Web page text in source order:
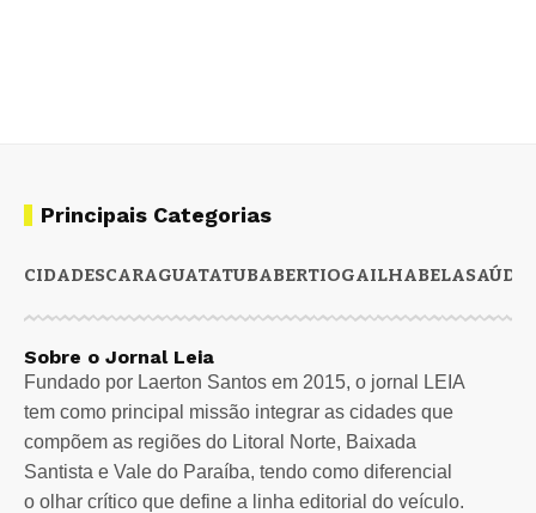
Principais Categorias
CIDADESCARAGUATATUBABERTIOGAILHABELASAÚDE
Sobre o Jornal Leia
Fundado por Laerton Santos em 2015, o jornal LEIA
tem como principal missão integrar as cidades que
compõem as regiões do Litoral Norte, Baixada
Santista e Vale do Paraíba, tendo como diferencial
o olhar crítico que define a linha editorial do veículo.